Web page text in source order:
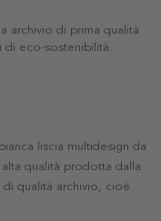
archivio di prima qualità
di eco-sostenibilità.
liscia multidesign da
qualità prodotta dalla
di qualità archivio, cioè